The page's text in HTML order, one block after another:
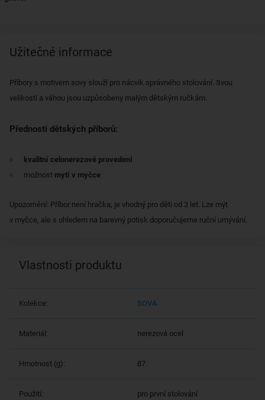
Užitečné informace
Příbory s motivem sovy slouží pro nácvik správného stolování. Svou
velikostí a váhou jsou uzpůsobeny malým dětským ručkám.
Přednosti dětských příborů:
kvalitní celonerezové provedení
možnost mytí v myčce
Upozornění: Příbor není hračka, je vhodný pro děti od 3 let. Lze mýt
v myčce, ale s ohledem na barevný potisk doporučujeme ruční umývání.
Vlastnosti produktu
Kolekce: SOVA
Materiál: nerezová ocel
Hmotnost (g): 87
Použití: pro první stolování